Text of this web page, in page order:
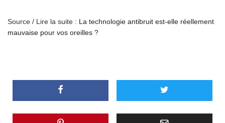
Source / Lire la suite : La technologie antibruit est-elle réellement
mauvaise pour vos oreilles ?